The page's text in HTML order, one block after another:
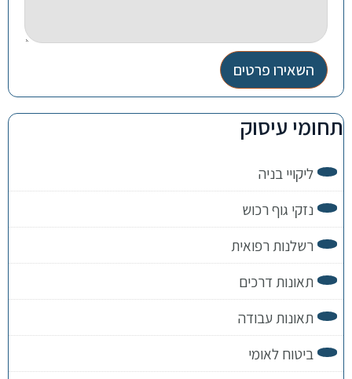
השאירו פרטים
תחומי עיסוק
ליקויי בניה
נזקי גוף רכוש
רשלנות רפואית
תאונות דרכים
תאונות עבודה
ביטוח לאומי